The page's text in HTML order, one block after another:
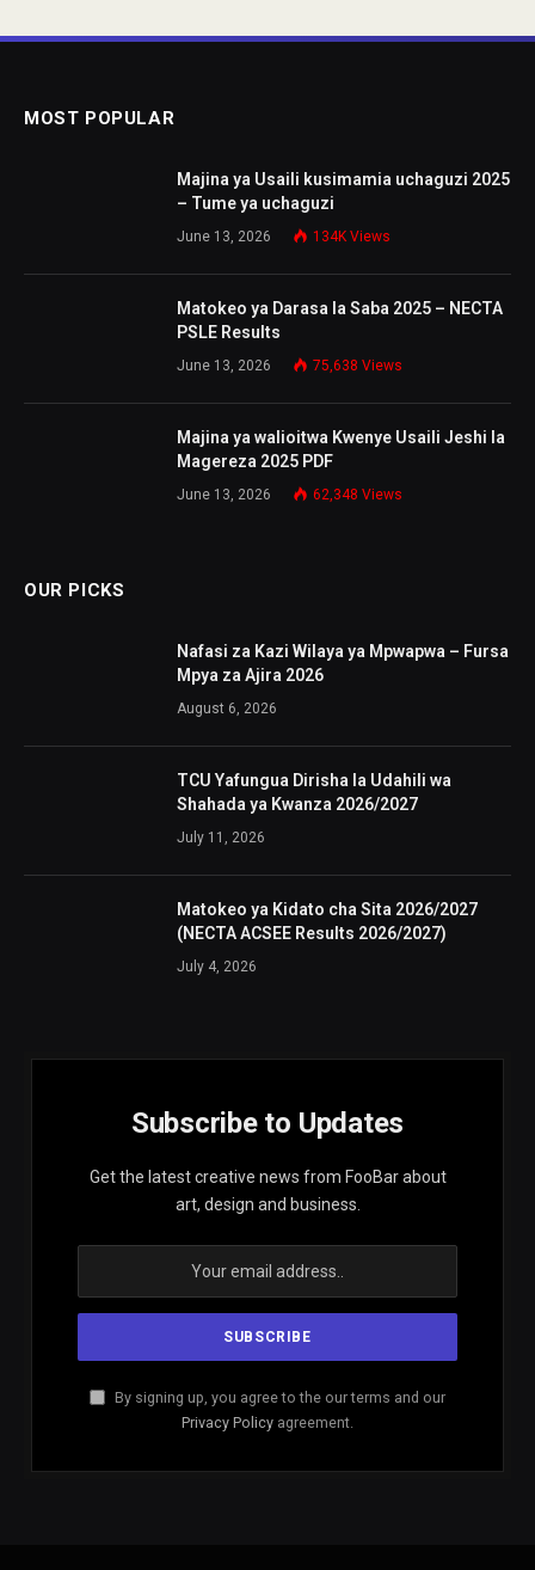
MOST POPULAR
Majina ya Usaili kusimamia uchaguzi 2025
– Tume ya uchaguzi
June 13, 2026 134K Views
Matokeo ya Darasa la Saba 2025 – NECTA
PSLE Results
June 13, 2026 75,638 Views
Majina ya walioitwa Kwenye Usaili Jeshi la
Magereza 2025 PDF
June 13, 2026 62,348 Views
OUR PICKS
Nafasi za Kazi Wilaya ya Mpwapwa – Fursa
Mpya za Ajira 2026
August 6, 2026
TCU Yafungua Dirisha la Udahili wa
Shahada ya Kwanza 2026/2027
July 11, 2026
Matokeo ya Kidato cha Sita 2026/2027
(NECTA ACSEE Results 2026/2027)
July 4, 2026
Subscribe to Updates
Get the latest creative news from FooBar about
art, design and business.
By signing up, you agree to the our terms and our
Privacy Policy agreement.